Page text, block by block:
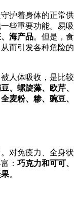
护着身体的正常供
些重要功能。易吸
海产品。但是，食
而引发各种危险的
人体吸收，是比较
、螺旋藻、欧芹、
麦粉、糁、豌豆、
对免疫力、全身状
： 巧克力和可可、
。